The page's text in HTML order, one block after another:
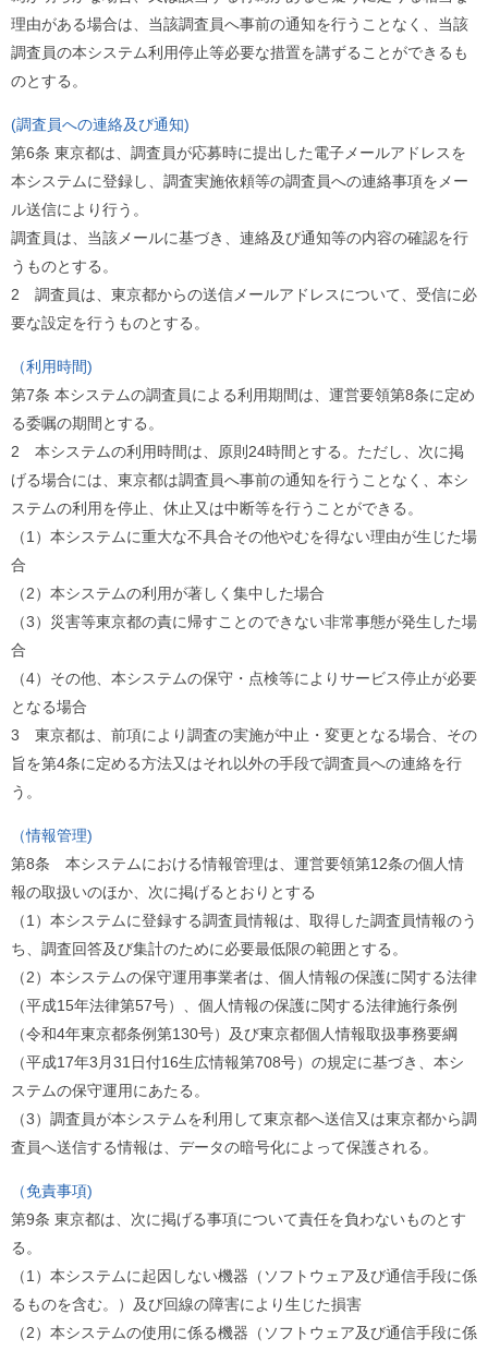
理由がある場合は、当該調査員へ事前の通知を行うことなく、当該
調査員の本システム利用停止等必要な措置を講ずることができるも
のとする。
(調査員への連絡及び通知)
第6条 東京都は、調査員が応募時に提出した電子メールアドレスを
本システムに登録し、調査実施依頼等の調査員への連絡事項をメー
ル送信により行う。
調査員は、当該メールに基づき、連絡及び通知等の内容の確認を行
うものとする。
2 調査員は、東京都からの送信メールアドレスについて、受信に必
要な設定を行うものとする。
（利用時間)
第7条 本システムの調査員による利用期間は、運営要領第8条に定め
る委嘱の期間とする。
2 本システムの利用時間は、原則24時間とする。ただし、次に掲
げる場合には、東京都は調査員へ事前の通知を行うことなく、本シ
ステムの利用を停止、休止又は中断等を行うことができる。
（1）本システムに重大な不具合その他やむを得ない理由が生じた場
合
（2）本システムの利用が著しく集中した場合
（3）災害等東京都の責に帰すことのできない非常事態が発生した場
合
（4）その他、本システムの保守・点検等によりサービス停止が必要
となる場合
3 東京都は、前項により調査の実施が中止・変更となる場合、その
旨を第4条に定める方法又はそれ以外の手段で調査員への連絡を行
う。
（情報管理)
第8条 本システムにおける情報管理は、運営要領第12条の個人情
報の取扱いのほか、次に掲げるとおりとする
（1）本システムに登録する調査員情報は、取得した調査員情報のう
ち、調査回答及び集計のために必要最低限の範囲とする。
（2）本システムの保守運用事業者は、個人情報の保護に関する法律
（平成15年法律第57号）、個人情報の保護に関する法律施行条例
（令和4年東京都条例第130号）及び東京都個人情報取扱事務要綱
（平成17年3月31日付16生広情報第708号）の規定に基づき、本シ
ステムの保守運用にあたる。
（3）調査員が本システムを利用して東京都へ送信又は東京都から調
査員へ送信する情報は、データの暗号化によって保護される。
（免責事項)
第9条 東京都は、次に掲げる事項について責任を負わないものとす
る。
（1）本システムに起因しない機器（ソフトウェア及び通信手段に係
るものを含む。）及び回線の障害により生じた損害
（2）本システムの使用に係る機器（ソフトウェア及び通信手段に係